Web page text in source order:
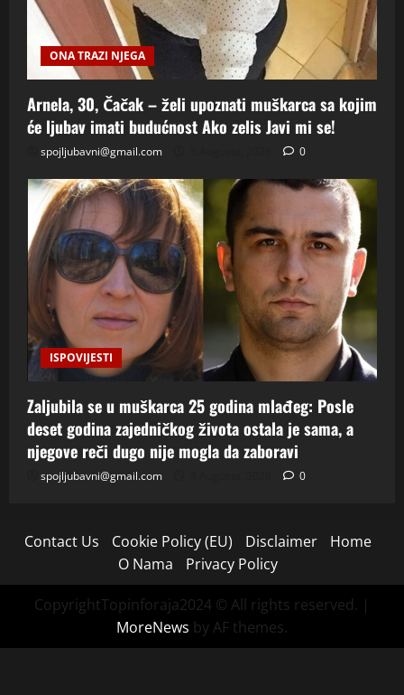
ONA TRAZI NJEGA
Arnela, 30, Čačak – želi upoznati muškarca sa kojim
će ljubav imati budućnost Ako zelis Javi mi se!
spojljubavni@gmail.com 0
ISPOVIJESTI
Zaljubila se u muškarca 25 godina mlađeg: Posle
deset godina zajedničkog života ostala je sama, a
njegove reči dugo nije mogla da zaboravi
spojljubavni@gmail.com 0
Contact Us Cookie Policy (EU) Disclaimer
Home
O Nama
Privacy Policy
CopyrightTopinforaja2024 © All rights reserved. |
MoreNews by AF themes.